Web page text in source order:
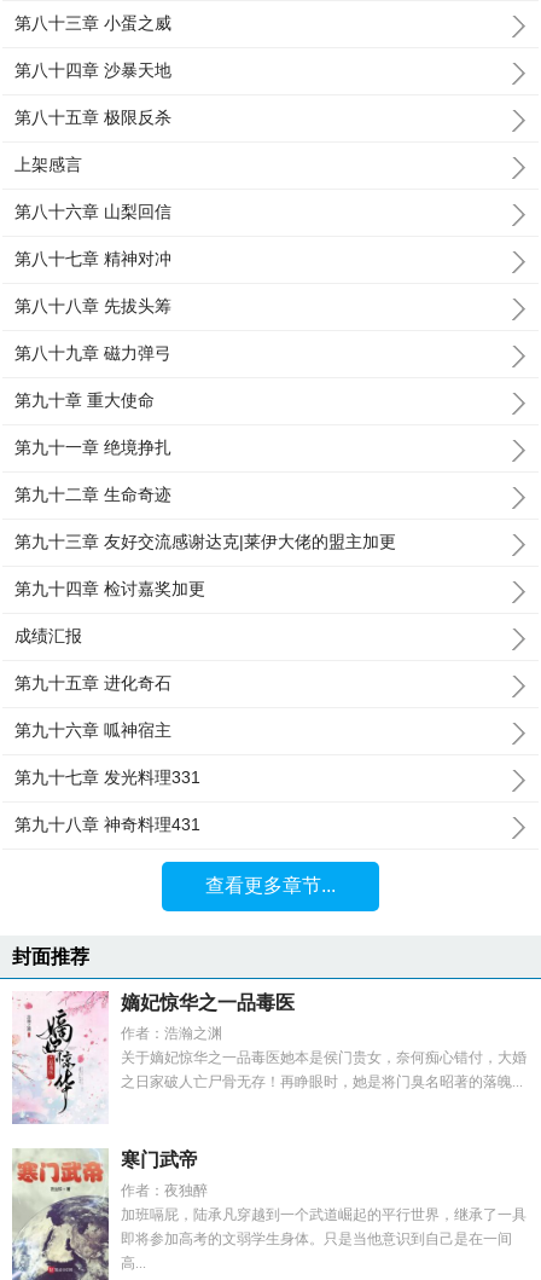
第八十三章 小蛋之威
第八十四章 沙暴天地
第八十五章 极限反杀
上架感言
第八十六章 山梨回信
第八十七章 精神对冲
第八十八章 先拔头筹
第八十九章 磁力弹弓
第九十章 重大使命
第九十一章 绝境挣扎
第九十二章 生命奇迹
第九十三章 友好交流感谢达克|莱伊大佬的盟主加更
第九十四章 检讨嘉奖加更
成绩汇报
第九十五章 进化奇石
第九十六章 呱神宿主
第九十七章 发光料理331
第九十八章 神奇料理431
查看更多章节...
封面推荐
嫡妃惊华之一品毒医
作者：浩瀚之渊
关于嫡妃惊华之一品毒医她本是侯门贵女，奈何痴心错付，大婚
之日家破人亡尸骨无存！再睁眼时，她是将门臭名昭著的落魄...
寒门武帝
作者：夜独醉
加班嗝屁，陆承凡穿越到一个武道崛起的平行世界，继承了一具
即将参加高考的文弱学生身体。只是当他意识到自己是在一间
高...